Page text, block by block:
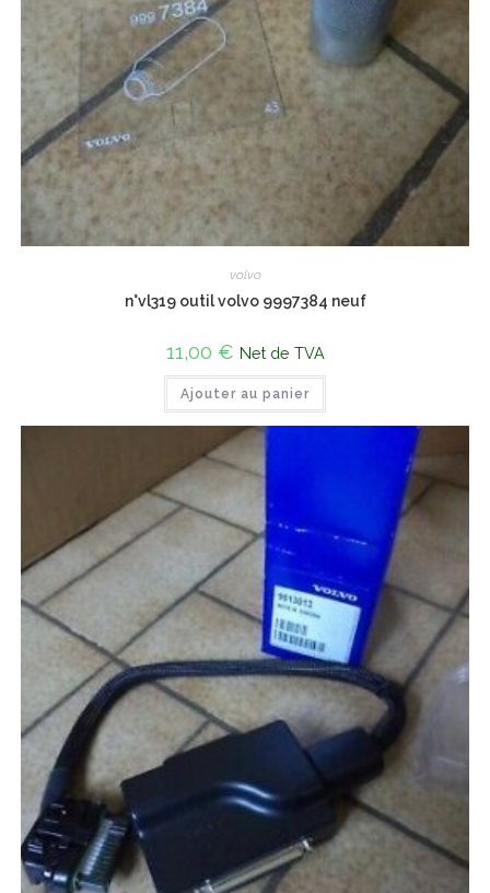
volvo
n°vl319 outil volvo 9997384 neuf
11,00 € Net de TVA
Ajouter au panier